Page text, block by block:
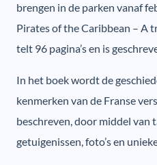
brengen in de parken vanaf
Pirates of the Caribbean – A
telt 96 pagina’s en is
In het boek wordt de
kenmerken van de Franse
beschreven, door middel van
getuigenissen, foto’s en